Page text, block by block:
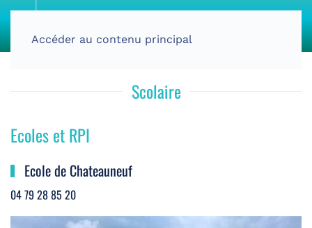
Accéder au contenu principal
Scolaire
Ecoles et RPI
Ecole de Chateauneuf
04 79 28 85 20